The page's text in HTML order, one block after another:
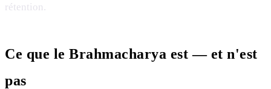
rétention.
Ce que le Brahmacharya est — et n'est
pas